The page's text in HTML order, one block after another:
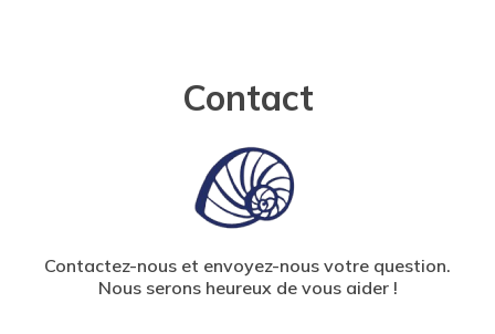
Contact
Contactez-nous et envoyez-nous votre question.
Nous serons heureux de vous aider !